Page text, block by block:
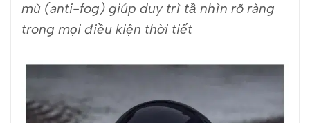
mù (anti-fog) giúp duy trì tầ nhìn rõ ràng
trong mọi điều kiện thời tiết